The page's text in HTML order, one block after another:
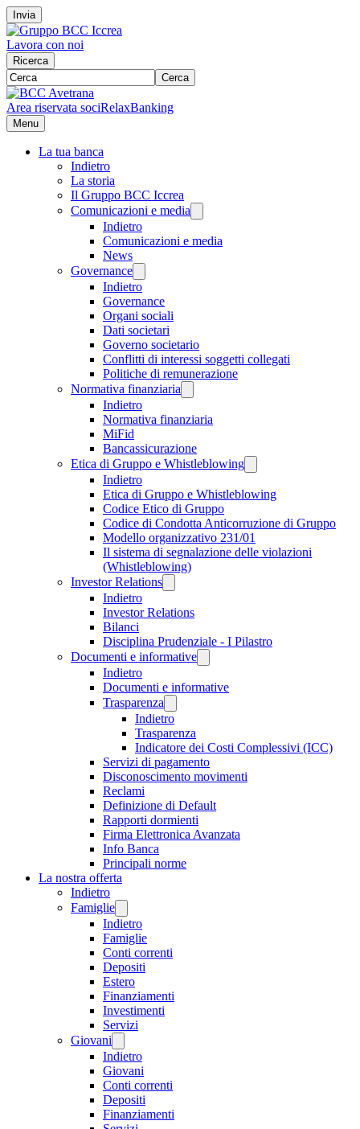
Invia
Lavora con noi
Ricerca
Cerca
Area riservata sociRelaxBanking
Menu
La tua banca
Indietro
La storia
Il Gruppo BCC Iccrea
Comunicazioni e media
Indietro
Comunicazioni e media
News
Governance
Indietro
Governance
Organi sociali
Dati societari
Governo societario
Conflitti di interessi soggetti collegati
Politiche di remunerazione
Normativa finanziaria
Indietro
Normativa finanziaria
MiFid
Bancassicurazione
Etica di Gruppo e Whistleblowing
Indietro
Etica di Gruppo e Whistleblowing
Codice Etico di Gruppo
Codice di Condotta Anticorruzione di Gruppo
Modello organizzativo 231/01
Il sistema di segnalazione delle violazioni
(Whistleblowing)
Investor Relations
Indietro
Investor Relations
Bilanci
Disciplina Prudenziale - I Pilastro
Documenti e informative
Indietro
Documenti e informative
Trasparenza
Indietro
Trasparenza
Indicatore dei Costi Complessivi (ICC)
Servizi di pagamento
Disconoscimento movimenti
Reclami
Definizione di Default
Rapporti dormienti
Firma Elettronica Avanzata
Info Banca
Principali norme
La nostra offerta
Indietro
Famiglie
Indietro
Famiglie
Conti correnti
Depositi
Estero
Finanziamenti
Investimenti
Servizi
Giovani
Indietro
Giovani
Conti correnti
Depositi
Finanziamenti